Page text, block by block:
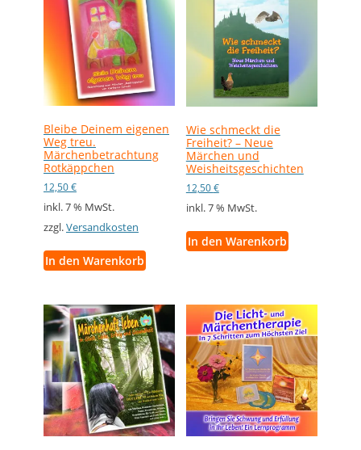
Bleibe Deinem eigenen
Weg treu.
Märchenbetrachtung
Rotkäppchen
12,50€
inkl. 7 % MwSt.
zzgl.Versandkosten
In den Warenkorb
Wie schmeckt die
Freiheit? – Neue
Märchen und
Weisheitsgeschichten
12,50€
inkl. 7 % MwSt.
In den Warenkorb